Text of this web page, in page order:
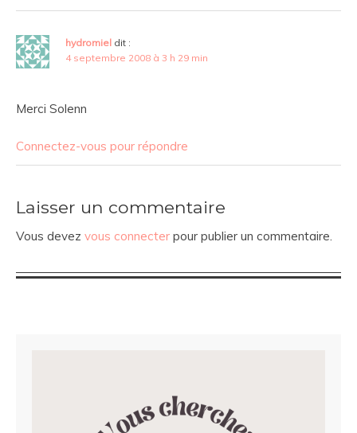
hydromiel dit :
4 septembre 2008 à 3 h 29 min
Merci Solenn
Connectez-vous pour répondre
Laisser un commentaire
Vous devez vous connecter pour publier un commentaire.